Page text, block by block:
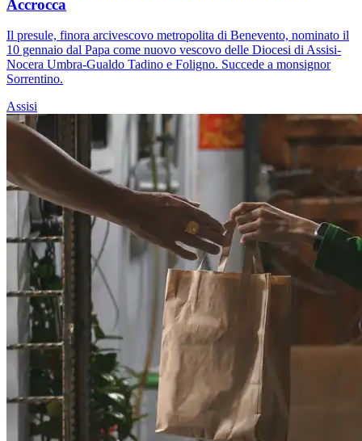
Accrocca
Il presule, finora arcivescovo metropolita di Benevento, nominato il
10 gennaio dal Papa come nuovo vescovo delle Diocesi di Assisi-
Nocera Umbra-Gualdo Tadino e Foligno. Succede a monsignor
Sorrentino.
Assisi